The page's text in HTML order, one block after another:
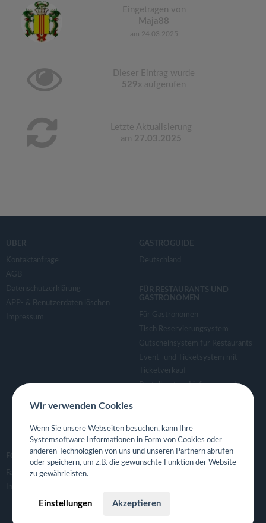
Eingetragen von
Maja88
am 24.03.2025
Dieser Eintrag wurde
529x aufgerufen
Letzte Aktualisierung
am 27.03.2025
ÜBER
Kontaktanfrage
AGB
Datenschutzerklärung
APP- & Benutzerdaten löschen
Impressum
GASTROGUIDE
Deutschland
FÜR RESTAURANTS UND
GASTRONOMEN
Für Gastronomen
Tisch Reservierungsystem
Gutscheinsystem für Restaurants
Event- und Ticketsystem mit
Ticketverkauf
Bestellsystem Lieferung und
Eigene App für Restaurant
FOLGE UNS
Facebook
Instagram
Wir verwenden Cookies
Wenn Sie unsere Webseiten besuchen, kann Ihre
Systemsoftware Informationen in Form von Cookies oder
anderen Technologien von uns und unseren Partnern abrufen
oder speichern, um z.B. die gewünschte Funktion der Website
zu gewährleisten.
Einstellungen Akzeptieren